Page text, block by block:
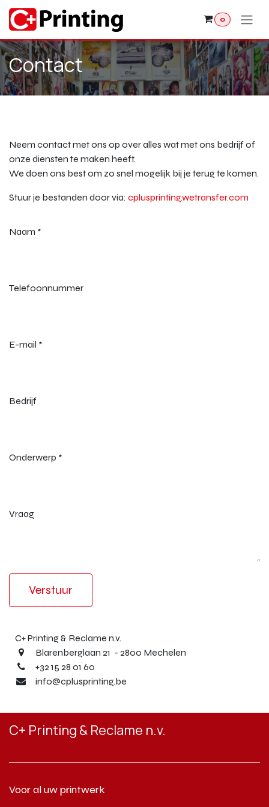
Overslaan naar inhoud
0
Contact
Neem contact met ons op over alles wat met ons bedrijf of
onze diensten te maken heeft.
We doen ons best om zo snel mogelijk bij je terug te komen.
Stuur je bestanden door via: cplusprinting.wetransfer.com
Naam *
Telefoonnummer
E-mail *
Bedrijf
Onderwerp *
Vraag
Verstuur
C+ Printing & Reclame n.v.
Blarenberglaan 21 - 2800 Mechelen
+32 15 28 01 60
info@cplusprinting.be
C+ Printing & Reclame n.v.
Voor al uw printwerk